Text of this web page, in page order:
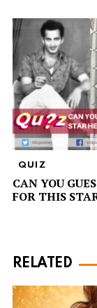
QUIZ
CAN YOU
FOR THIS
RELATED